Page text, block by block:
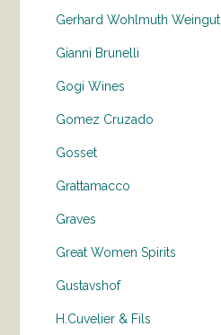
Gerhard Wohlmuth Weingut
Gianni Brunelli
Gogi Wines
Gomez Cruzado
Gosset
Grattamacco
Graves
Great Women Spirits
Gustavshof
H.Cuvelier & Fils